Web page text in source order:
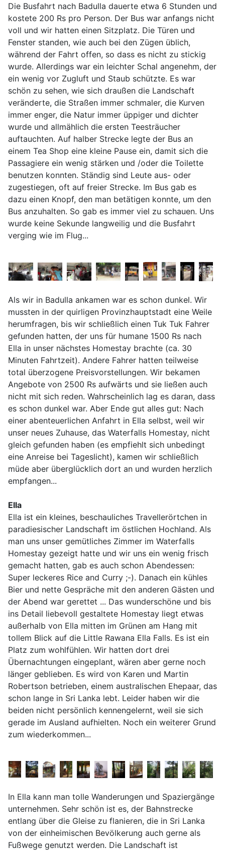
Die Busfahrt nach Badulla dauerte etwa 6 Stunden und
kostete 200 Rs pro Person. Der Bus war anfangs nicht
voll und wir hatten einen Sitzplatz. Die Türen und
Fenster standen, wie auch bei den Zügen üblich,
während der Fahrt offen, so dass es nicht zu stickig
wurde. Allerdings war ein leichter Schal angenehm, der
ein wenig vor Zugluft und Staub schützte. Es war
schön zu sehen, wie sich draußen die Landschaft
veränderte, die Straßen immer schmaler, die Kurven
immer enger, die Natur immer üppiger und dichter
wurde und allmählich die ersten Teesträucher
auftauchten. Auf halber Strecke legte der Bus an
einem Tea Shop eine kleine Pause ein, damit sich die
Passagiere ein wenig stärken und /oder die Toilette
benutzen konnten. Ständig sind Leute aus- oder
zugestiegen, oft auf freier Strecke. Im Bus gab es
dazu einen Knopf, den man betätigen konnte, um den
Bus anzuhalten. So gab es immer viel zu schauen. Uns
wurde keine Sekunde langweilig und die Busfahrt
verging wie im Flug...
Als wir in Badulla ankamen war es schon dunkel. Wir
mussten in der quirligen Provinzhauptstadt eine Weile
herumfragen, bis wir schließlich einen Tuk Tuk Fahrer
gefunden hatten, der uns für humane 1500 Rs nach
Ella in unser nächstes Homestay brachte (ca. 30
Minuten Fahrtzeit). Andere Fahrer hatten teilweise
total überzogene Preisvorstellungen. Wir bekamen
Angebote von 2500 Rs aufwärts und sie ließen auch
nicht mit sich reden. Wahrscheinlich lag es daran, dass
es schon dunkel war. Aber Ende gut alles gut: Nach
einer abenteuerlichen Anfahrt in Ella selbst, weil wir
unser neues Zuhause, das Waterfalls Homestay, nicht
gleich gefunden haben (es empfiehlt sich unbedingt
eine Anreise bei Tageslicht), kamen wir schließlich
müde aber überglücklich dort an und wurden herzlich
empfangen...
Ella
Ella ist ein kleines, beschauliches Travellerörtchen in
paradiesischer Landschaft im östlichen Hochland. Als
man uns unser gemütliches Zimmer im Waterfalls
Homestay gezeigt hatte und wir uns ein wenig frisch
gemacht hatten, gab es auch schon Abendessen:
Super leckeres Rice and Curry ;-). Danach ein kühles
Bier und nette Gespräche mit den anderen Gästen und
der Abend war gerettet ... Das wunderschöne und bis
ins Detail liebevoll gestaltete Homestay liegt etwas
außerhalb von Ella mitten im Grünen am Hang mit
tollem Blick auf die Little Rawana Ella Falls. Es ist ein
Platz zum wohlfühlen. Wir hatten dort drei
Übernachtungen eingeplant, wären aber gerne noch
länger geblieben. Es wird von Karen und Martin
Robertson betrieben, einem australischen Ehepaar, das
schon lange in Sri Lanka lebt. Leider haben wir die
beiden nicht persönlich kennengelernt, weil sie sich
gerade im Ausland aufhielten. Noch ein weiterer Grund
zum wiederkommen...
In Ella kann man tolle Wanderungen und Spaziergänge
unternehmen. Sehr schön ist es, der Bahnstrecke
entlang über die Gleise zu flanieren, die in Sri Lanka
von der einheimischen Bevölkerung auch gerne als
Fußwege genutzt werden. Die Landschaft ist